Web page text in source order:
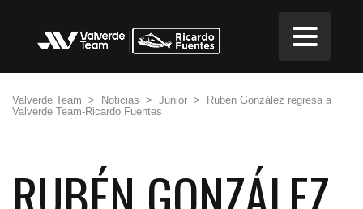
Valverde Team > Noticias > Junior >
Rubén González regresa a
Valverde Team-Ricardo Fuentes